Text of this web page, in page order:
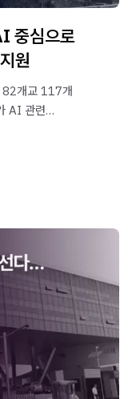
중심으로
원
82개교 117개
AI 관련
다.